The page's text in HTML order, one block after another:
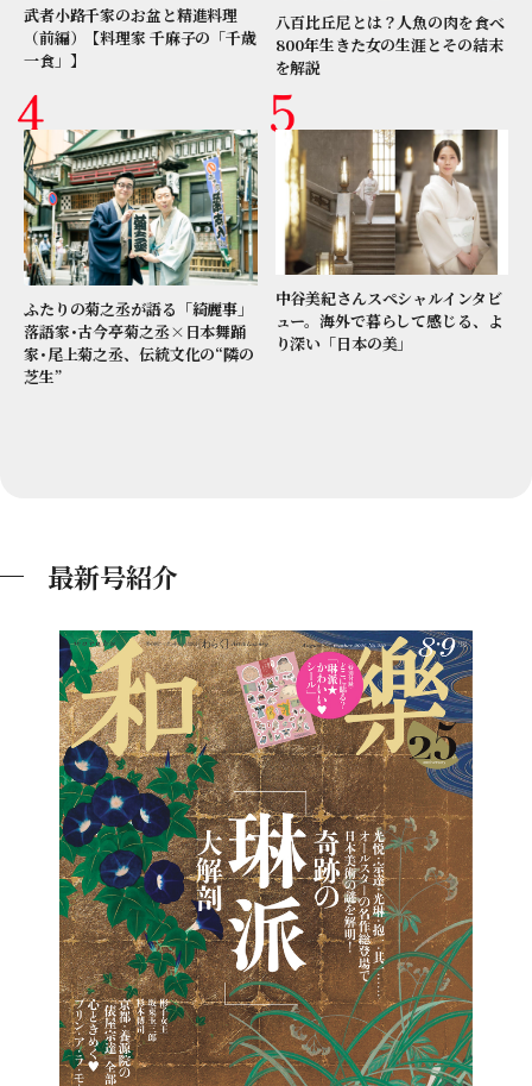
武者小路千家のお盆と精進料理
（前編）【料理家 千麻子の「千歳
一食」】
八百比丘尼とは？人魚の肉を食べ
800年生きた女の生涯とその結末
を解説
ふたりの菊之丞が語る「綺麗事」
落語家･古今亭菊之丞×日本舞踊
家･尾上菊之丞、伝統文化の“隣の
芝生”
中谷美紀さんスペシャルインタビ
ュー。海外で暮らして感じる、よ
り深い「日本の美」
最新号紹介